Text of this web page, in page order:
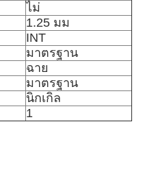
ไม่
1.25 มม
INT
มาตรฐาน
ฉาย
มาตรฐาน
นิกเกิล
1